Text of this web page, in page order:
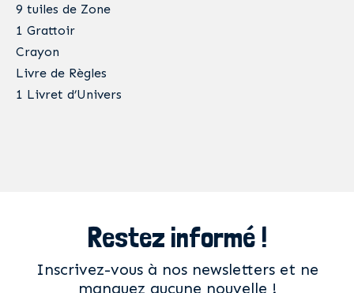
9 tuiles de Zone
1 Grattoir
Crayon
Livre de Règles
1 Livret d’Univers
Restez informé !
Inscrivez-vous à nos newsletters et ne
manquez aucune nouvelle !